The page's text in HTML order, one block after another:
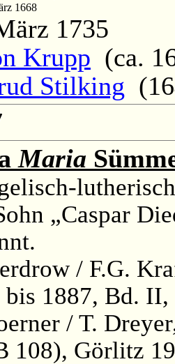
1668
1735
Krupp (ca.
Stilking
Maria
lutherisch
„Caspar
/ F.G.
bis 1887, Bd.
/ T.
108), Görlitz